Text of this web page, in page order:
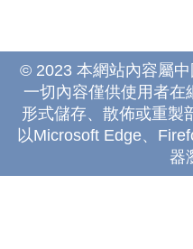
© 2023 本網站內容屬中
一切內容僅供使用者
形式儲存、散佈或重製
以Microsoft Edge、
器